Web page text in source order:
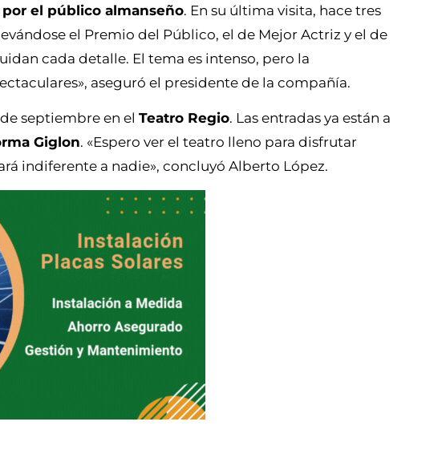
el público almanseño. En su última visita, hace tres
el Premio del Público, el de Mejor Actriz y el de
cada detalle. El tema es intenso, pero la
aseguró el presidente de la compañía.
de septiembre en el Teatro Regio. Las entradas ya están a
Giglon. «Espero ver el teatro lleno para disfrutar
indiferente a nadie», concluyó Alberto López.